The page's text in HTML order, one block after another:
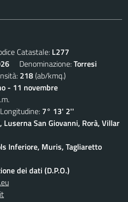
Catastale: L277
Denominazione:Torresi
218(ab/kmq.)
- 11 novembre
7° 13' 2''
Luserna San Giovanni, Rorà, Villar
Inferiore, Muris, Tagliaretto
dei dati (D.P.O.)